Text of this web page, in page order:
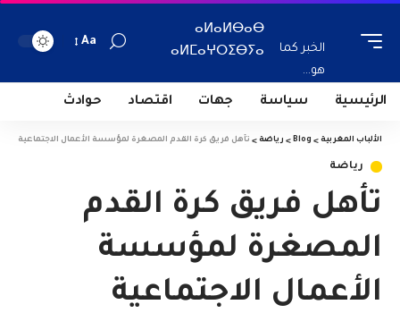
الخبر كما
هو...
ⴰⵍⴰⵍⴱⴰⴱ
ⴰⵍⵎⴰⵖⵔⵉⴱⵢⴰ
Aa
الرئيسية سياسة جهات اقتصاد حوادث
الألباب المغربية >
Blog
> رياضة > تأهل فريق كرة القدم المصغرة لمؤسسة الأعمال الاجتماعية
رياضة
تأهل فريق كرة القدم
المصغرة لمؤسسة
الأعمال الاجتماعية